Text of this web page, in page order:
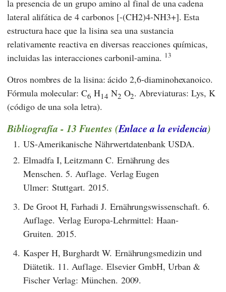
la presencia de un grupo amino al final de una cadena
lateral alifática de 4 carbonos [-(CH2)4-NH3+]. Esta
estructura hace que la lisina sea una sustancia
relativamente reactiva en diversas reacciones químicas,
incluidas las interacciones carbonil-amina. 13
Otros nombres de la lisina: ácido 2,6-diaminohexanoico.
Fórmula molecular: C6 H14 N2 O2. Abreviaturas: Lys, K
(código de una sola letra).
Bibliografía - 13 Fuentes (Enlace a la evidencia)
1. US-Amerikanische Nährwertdatenbank USDA.
2. Elmadfa I, Leitzmann C. Ernährung des
Menschen. 5. Auflage. Verlag Eugen
Ulmer: Stuttgart. 2015.
3. De Groot H, Farhadi J. Ernährungswissenschaft. 6.
Auflage. Verlag Europa-Lehrmittel: Haan-
Gruiten. 2015.
4. Kasper H, Burghardt W. Ernährungsmedizin und
Diätetik. 11. Auflage. Elsevier GmbH, Urban &
Fischer Verlag: München. 2009.